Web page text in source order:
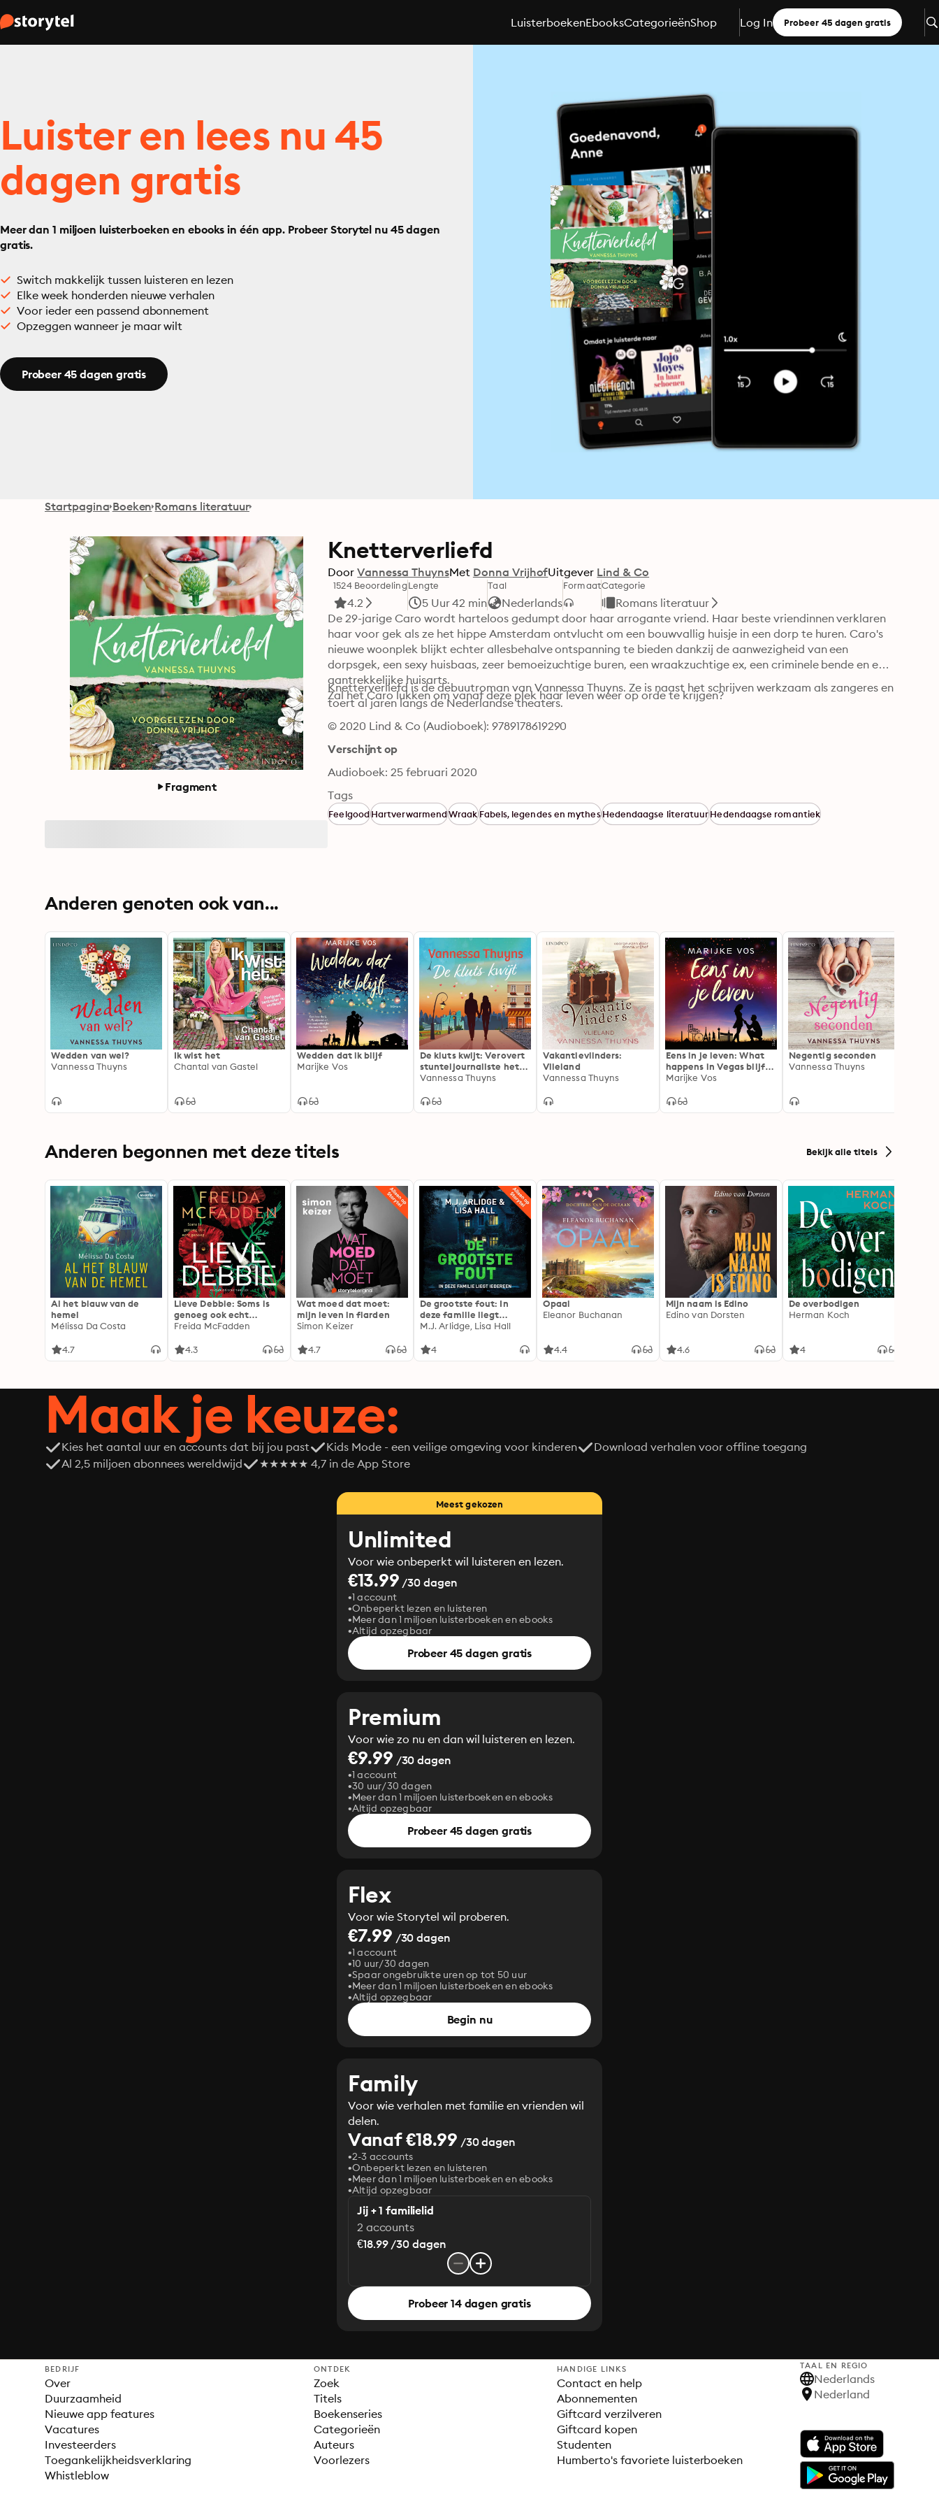
LuisterboekenEbooksCategorieënShop Log In Probeer 45 dagen gratis
Luister en lees nu 45
dagen gratis
Meer dan 1 miljoen luisterboeken en ebooks in één app. Probeer Storytel nu 45 dagen
gratis.
Switch makkelijk tussen luisteren en lezen
Elke week honderden nieuwe verhalen
Voor ieder een passend abonnement
Opzeggen wanneer je maar wilt
Probeer 45 dagen gratis
Startpagina Boeken Romans literatuur
Fragment
Knetterverliefd
Door Vannessa ThuynsMet Donna VrijhofUitgever Lind & Co
1524 Beoordeling
4.2
Lengte
5 Uur 42 min
Taal
Nederlands
FormaatCategorie
Romans literatuur
De 29-jarige Caro wordt harteloos gedumpt door haar arrogante vriend. Haar beste vriendinnen verklaren
haar voor gek als ze het hippe Amsterdam ontvlucht om een bouwvallig huisje in een dorp te huren. Caro's
nieuwe woonplek blijkt echter allesbehalve ontspanning te bieden dankzij de aanwezigheid van een
dorpsgek, een sexy huisbaas, zeer bemoeizuchtige buren, een wraakzuchtige ex, een criminele bende en een
aantrekkelijke huisarts.
Zal het Caro lukken om vanaf deze plek haar leven weer op orde te krijgen?
Knetterverliefd is de debuutroman van Vannessa Thuyns. Ze is naast het schrijven werkzaam als zangeres en
toert al jaren langs de Nederlandse theaters.
© 2020 Lind & Co (Audioboek): 9789178619290
Verschijnt op
Audioboek: 25 februari 2020
Tags
FeelgoodHartverwarmendWraakFabels, legendes en mythesHedendaagse literatuurHedendaagse romantiek
Anderen genoten ook van...
Wedden van wel?
Vannessa Thuyns
Ik wist het
Chantal van Gastel
Wedden dat ik blijf
Marijke Vos
De kluts kwijt: Verovert
stunteljournaliste het
hart van topchef Jonas
keuken?
Vannessa Thuyns
Vakantievlinders:
Vlieland
Vannessa Thuyns
Eens in je leven: What
happens in Vegas blijft
helaas niet altijd in
Marijke Vos
Negentig seconden
Vannessa Thuyns
Anderen begonnen met deze titels Bekijk alle titels
Al het blauw van de
hemel
Mélissa Da Costa
4.7
Lieve Debbie: Soms is
genoeg ook echt
genoeg...
Freida McFadden
4.3
Wat moed dat moet:
mijn leven in flarden
Simon Keizer
4.7
De grootste fout: In
deze familie liegt
iedereen
M.J. Arlidge, Lisa Hall
4
Opaal
Eleanor Buchanan
4.4
Mijn naam is Edino
Edino van Dorsten
4.6
De overbodigen
Herman Koch
4
Maak je keuze:
Kies het aantal uur en accounts dat bij jou past Kids Mode - een veilige omgeving voor kinderen
Download verhalen voor offline toegang
Al 2,5 miljoen abonnees wereldwijd
★★★★★ 4,7 in de App Store
Meest gekozen
Unlimited
Voor wie onbeperkt wil luisteren en lezen.
€13.99 /30 dagen
1 account
Onbeperkt lezen en luisteren
Meer dan 1 miljoen luisterboeken en ebooks
Altijd opzegbaar
Probeer 45 dagen gratis
Premium
Voor wie zo nu en dan wil luisteren en lezen.
€9.99 /30 dagen
1 account
30 uur/30 dagen
Meer dan 1 miljoen luisterboeken en ebooks
Altijd opzegbaar
Probeer 45 dagen gratis
Flex
Voor wie Storytel wil proberen.
€7.99 /30 dagen
1 account
10 uur/30 dagen
Spaar ongebruikte uren op tot 50 uur
Meer dan 1 miljoen luisterboeken en ebooks
Altijd opzegbaar
Begin nu
Family
Voor wie verhalen met familie en vrienden wil
delen.
Vanaf €18.99 /30 dagen
2-3 accounts
Onbeperkt lezen en luisteren
Meer dan 1 miljoen luisterboeken en ebooks
Altijd opzegbaar
Jij + 1 familielid
2 accounts
€18.99 /30 dagen
Probeer 14 dagen gratis
BEDRIJF
Over
Duurzaamheid
Nieuwe app features
Vacatures
Investeerders
Toegankelijkheidsverklaring
Whistleblow
ONTDEK
Zoek
Titels
Boekenseries
Categorieën
Auteurs
Voorlezers
HANDIGE LINKS
Contact en help
Abonnementen
Giftcard verzilveren
Giftcard kopen
Studenten
Humberto's favoriete luisterboeken
TAAL EN REGIO
Nederlands
Nederland